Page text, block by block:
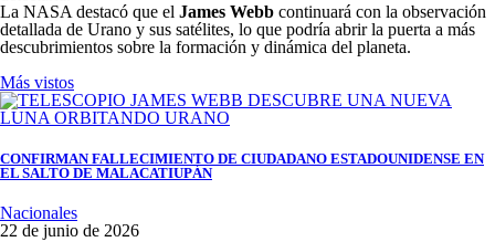
La NASA destacó que el James Webb continuará con la observación
detallada de Urano y sus satélites, lo que podría abrir la puerta a más
descubrimientos sobre la formación y dinámica del planeta.
Más vistos
CONFIRMAN FALLECIMIENTO DE CIUDADANO ESTADOUNIDENSE EN
EL SALTO DE MALACATIUPÁN
Nacionales
22 de junio de 2026